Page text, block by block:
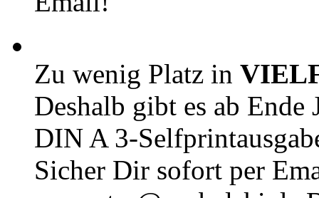
Zu wenig Platz in
Deshalb gibt es ab Ende
DIN A 3-
Sicher Dir sofort per